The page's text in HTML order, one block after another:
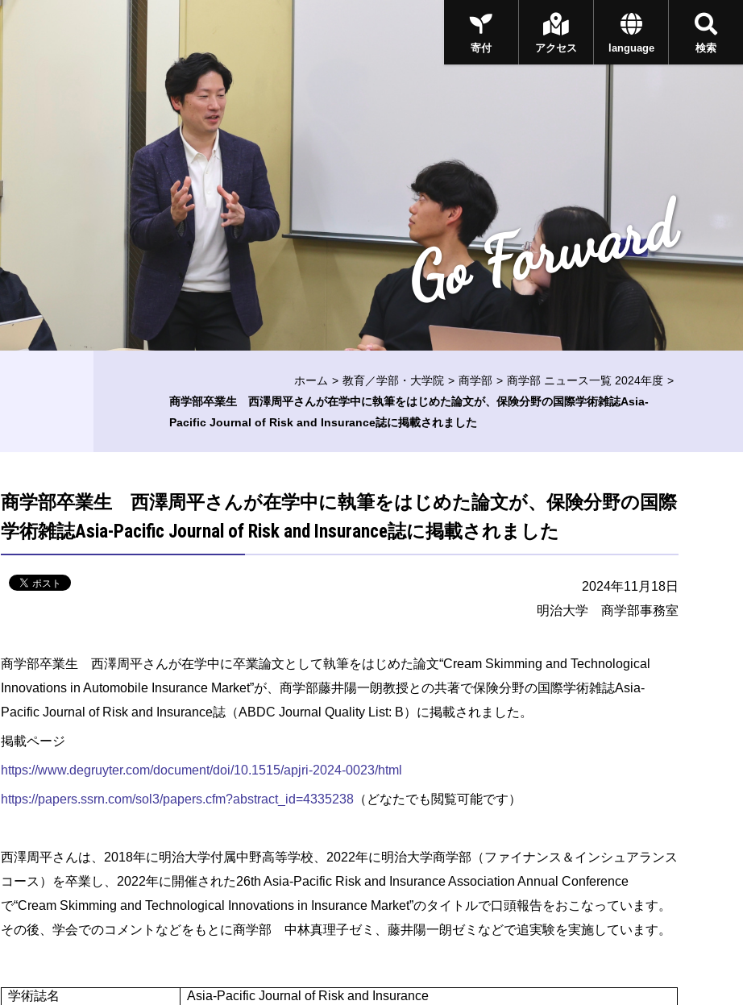
検索
language
アクセス
寄付
Go Forward
ホーム 教育／学部・大学院 商学部
商学部 ニュース一覧 2024年度
商学部卒業生 西澤周平さんが在学中に執筆をはじめた論文が、保険分野の国際学術雑誌Asia-
Pacific Journal of Risk and Insurance誌に掲載されました
商学部卒業生 西澤周平さんが在学中に執筆をはじめた論文が、保険分野の国際
学術雑誌Asia-Pacific Journal of Risk and Insurance誌に掲載されました
2024年11月18日
明治大学 商学部事務室
商学部卒業生 西澤周平さんが在学中に卒業論文として執筆をはじめた論文“Cream Skimming and Technological
Innovations in Automobile Insurance Market”が、商学部藤井陽一朗教授との共著で保険分野の国際学術雑誌Asia-
Pacific Journal of Risk and Insurance誌（ABDC Journal Quality List: B）に掲載されました。
掲載ページ
https://www.degruyter.com/document/doi/10.1515/apjri-2024-0023/html
https://papers.ssrn.com/sol3/papers.cfm?abstract_id=4335238 （どなたでも閲覧可能です）
西澤周平さんは、 2018年に明治大学付属中野高等学校、 2022年に明治大学商学部（ファイナンス＆インシュアランス
コース）を卒業し、 2022年に開催された26th Asia-Pacific Risk and Insurance Association Annual Conference
で“Cream Skimming and Technological Innovations in Insurance Market”のタイトルで口頭報告をおこなっています。
その後、学会でのコメントなどをもとに商学部 中林真理子ゼミ、藤井陽一朗ゼミなどで追実験を実施しています。
学術誌名
Asia-Pacific Journal of Risk and Insurance